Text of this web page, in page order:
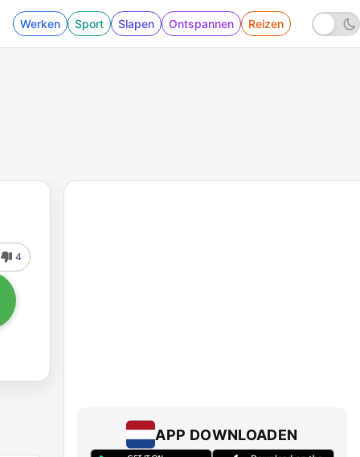
Werken Sport Slapen Ontspannen Reizen
4
APP DOWNLOADEN